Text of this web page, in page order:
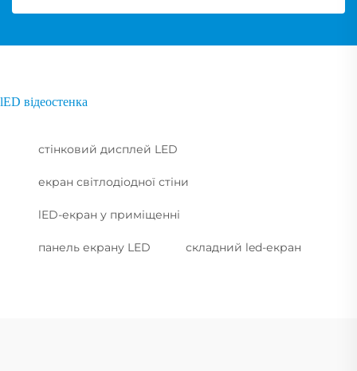
lED відеостенка
стінковий дисплей LED
екран світлодіодної стіни
lED-екран у приміщенні
панель екрану LED складний led-екран